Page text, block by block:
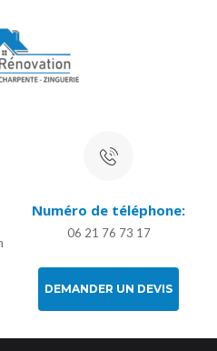
Numéro de téléphone:
06 21 76 73 17
DEMANDER UN DEVIS